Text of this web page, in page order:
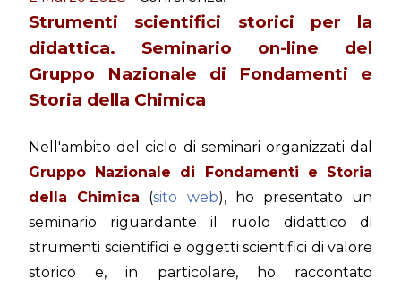
Strumenti scientifici storici per la
didattica. Seminario on-line del
Gruppo Nazionale di Fondamenti e
Storia della Chimica
Nell'ambito del ciclo di seminari organizzati dal
Gruppo Nazionale di Fondamenti e Storia
della Chimica (sito web), ho presentato un
seminario riguardante il ruolo didattico di
strumenti scientifici e oggetti scientifici di valore
storico e, in particolare, ho raccontato